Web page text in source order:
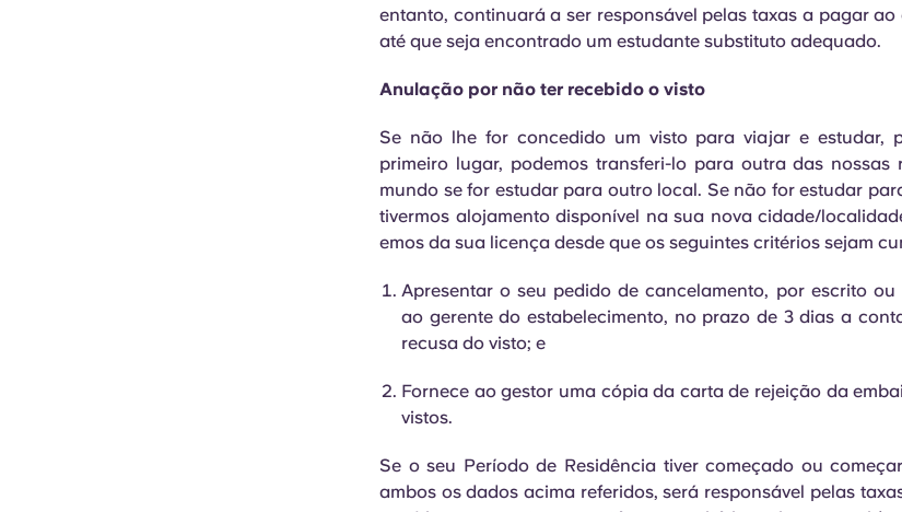
entanto, continuará a ser responsável pelas taxas a pagar
até que seja encontrado um estudante substituto adequado.
Anulação por não ter recebido o visto
Se não lhe for concedido um visto para viajar e estudar,
primeiro lugar, podemos transferi-lo para outra das nossas
mundo se for estudar para outro local. Se não for estudar
tivermos alojamento disponível na sua nova cidade/
emos da sua licença desde que os seguintes critérios sejam
Apresentar o seu pedido de cancelamento, por escrito
ao gerente do estabelecimento, no prazo de 3 dias a
recusa do visto; e
Fornece ao gestor uma cópia da carta de rejeição da
vistos.
Se o seu Período de Residência tiver começado ou
ambos os dados acima referidos, será responsável pelas